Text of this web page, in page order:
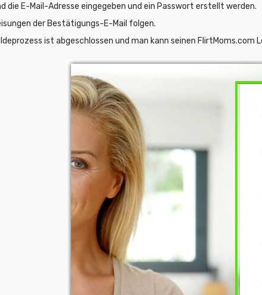
die E-Mail-Adresse eingegeben und ein Passwort erstellt werden.
der Bestätigungs-E-Mail folgen.
ist abgeschlossen und man kann seinen FlirtMoms.com